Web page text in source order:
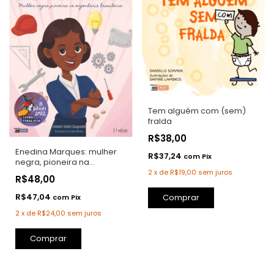
Enedina Marques: mulher
negra, pioneira na
engenharia brasileira
R$48,00
R$47,04 com Pix
2x deR$24,00 sem juros
Tem alguém com (sem)
fralda
R$38,00
R$37,24 com Pix
2 x deR$19,00 sem juros
Comprar